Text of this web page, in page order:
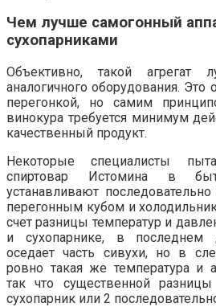
Чем лучше самогонный
сухопарниками
Объективно, такой агрегат
аналогичного оборудования. Это
перегонкой, но самим
винокура требуется минимум
качественный продукт.
Некоторые специалисты
спиртовар Истомина в
устанавливают
перегонным кубом и
счет разницы температур и
и сухопарнике, в последнем
оседает часть сивухи, но в
ровно такая же температура и
так что существенной
сухопарник или 2